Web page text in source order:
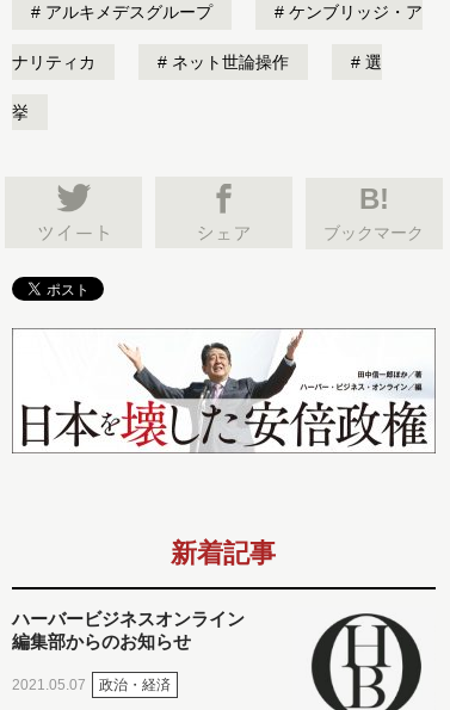
アルキメデスグループ ケンブリッジ・ア
ナリティカ ネット世論操作 選
挙
B!
ブックマーク
新着記事
ハーバービジネスオンライン
編集部からのお知らせ
2021.05.07 政治・経済